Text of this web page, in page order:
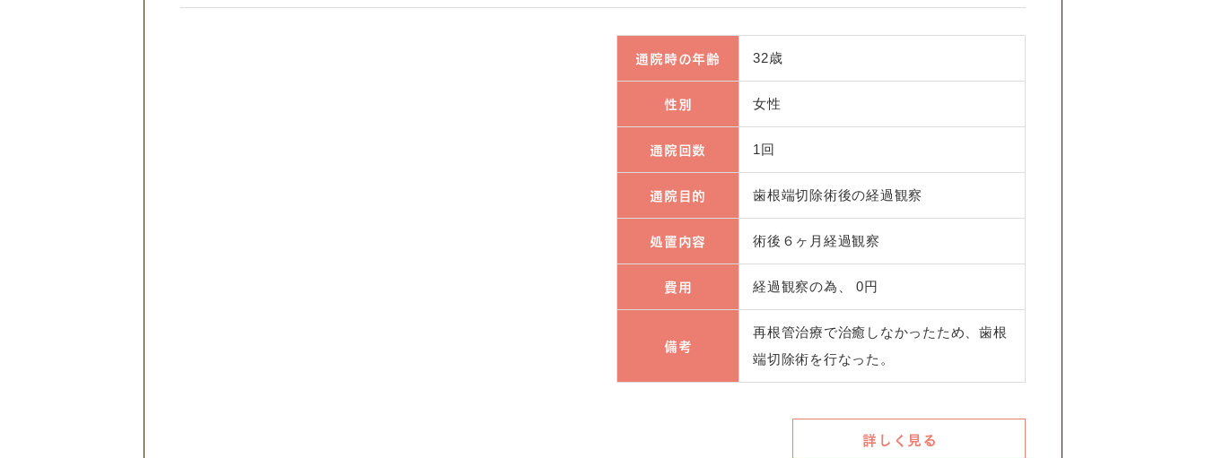
通院時の年齢 32歳
性別 女性
通院回数 1回
通院目的 歯根端切除術後の経過観察
処置内容 術後６ヶ月経過観察
費用 経過観察の為、 0円
備考
再根管治療で治癒しなかったため、歯根
端切除術を行なった。
詳しく見る